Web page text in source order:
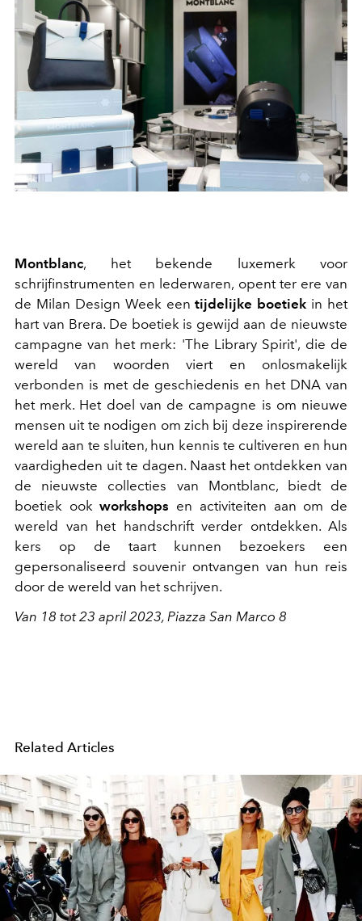
Montblanc, het bekende luxemerk voor
schrijfinstrumenten en lederwaren, opent ter ere van
de Milan Design Week eentijdelijke boetiek in het
hart van Brera. De boetiek is gewijd aan de nieuwste
campagne van het merk: 'The Library Spirit', die de
wereld van woorden viert en onlosmakelijk
verbonden is met de geschiedenis en het DNA van
het merk. Het doel van de campagne is om nieuwe
mensen uit te nodigen om zich bij deze inspirerende
wereld aan te sluiten, hun kennis te cultiveren en hun
vaardigheden uit te dagen. Naast het ontdekken van
de nieuwste collecties van Montblanc, biedt de
boetiek ookworkshops en activiteiten aan om de
wereld van het handschrift verder ontdekken. Als
kers op de taart kunnen bezoekers een
gepersonaliseerd souvenir ontvangen van hun reis
door de wereld van het schrijven.
Van 18 tot 23 april 2023, Piazza San Marco 8
Related Articles